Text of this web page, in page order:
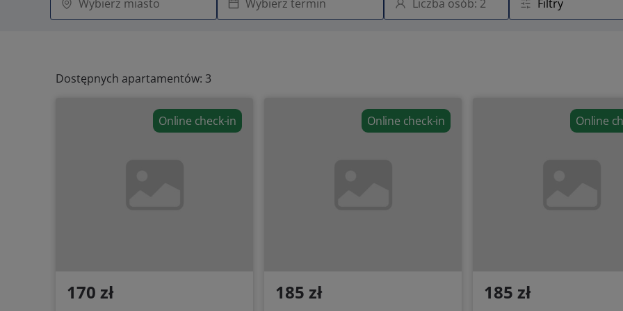
Dostępnych apartamentów: 3
Online check-in
170 zł
Online check-in
185 zł
Online
185 zł